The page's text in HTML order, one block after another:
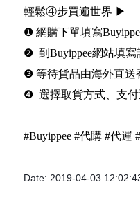
輕鬆④步買遍世界 ▶
❶ 網購下單填寫
❷ 到Buyippee網站填寫
❸ 等待貨品由海外直送
❹ 選擇取貨方式、支付
#Buyippee #代購 #代運
Date: 2019-04-03